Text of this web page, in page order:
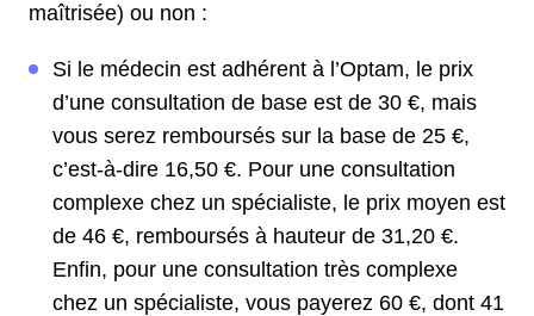
maîtrisée) ou non :
Si le médecin est adhérent à l’Optam, le prix
d’une consultation de base est de 30 €, mais
vous serez remboursés sur la base de 25 €,
c’est-à-dire 16,50 €. Pour une consultation
complexe chez un spécialiste, le prix moyen est
de 46 €, remboursés à hauteur de 31,20 €.
Enfin, pour une consultation très complexe
chez un spécialiste, vous payerez 60 €, dont 41